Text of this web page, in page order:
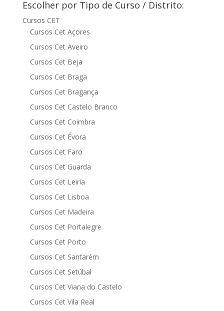
Escolher por Tipo de Curso / Distrito:
Cursos CET
Cursos Cet Açores
Cursos Cet Aveiro
Cursos Cet Beja
Cursos Cet Braga
Cursos Cet Bragança
Cursos Cet Castelo Branco
Cursos Cet Coimbra
Cursos Cet Évora
Cursos Cet Faro
Cursos Cet Guarda
Cursos Cet Leiria
Cursos Cet Lisboa
Cursos Cet Madeira
Cursos Cet Portalegre
Cursos Cet Porto
Cursos Cet Santarém
Cursos Cet Setúbal
Cursos Cet Viana do Castelo
Cursos Cet Vila Real